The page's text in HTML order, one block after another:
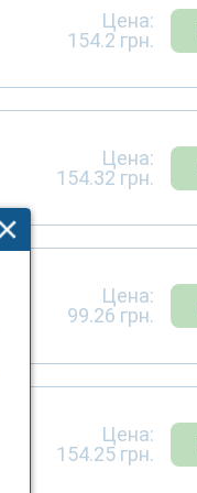
Цена:
154.2 грн.
Цена:
154.32 грн.
Цена:
99.26 грн.
Цена:
154.25 грн.